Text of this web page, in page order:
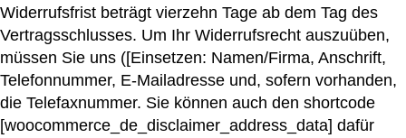
Widerrufsfrist beträgt vierzehn Tage ab dem Tag des
Vertragsschlusses. Um Ihr Widerrufsrecht auszuüben,
müssen Sie uns ([Einsetzen: Namen/Firma, Anschrift,
Telefonnummer, E-Mailadresse und, sofern vorhanden,
die Telefaxnummer. Sie können auch den shortcode
[woocommerce_de_disclaimer_address_data] dafür